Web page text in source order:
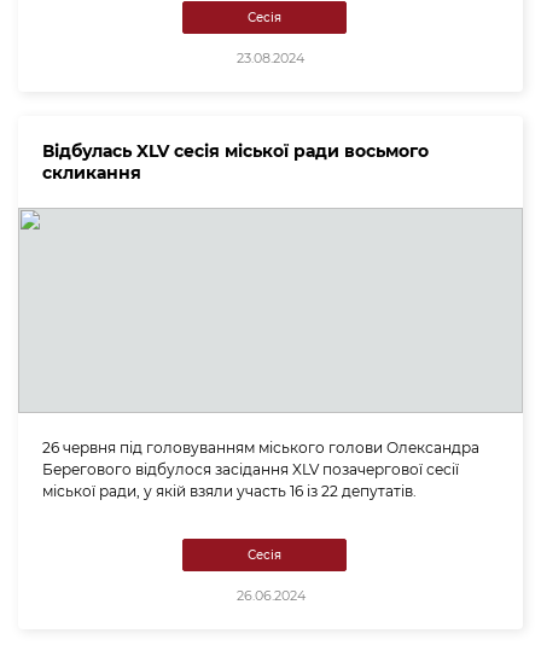
Сесія
23.08.2024
Відбулась XLV сесія міської ради восьмого
скликання
26 червня під головуванням міського голови Олександра
Берегового відбулося засідання XLV позачергової сесії
міської ради, у якій взяли участь 16 із 22 депутатів.
Сесія
26.06.2024